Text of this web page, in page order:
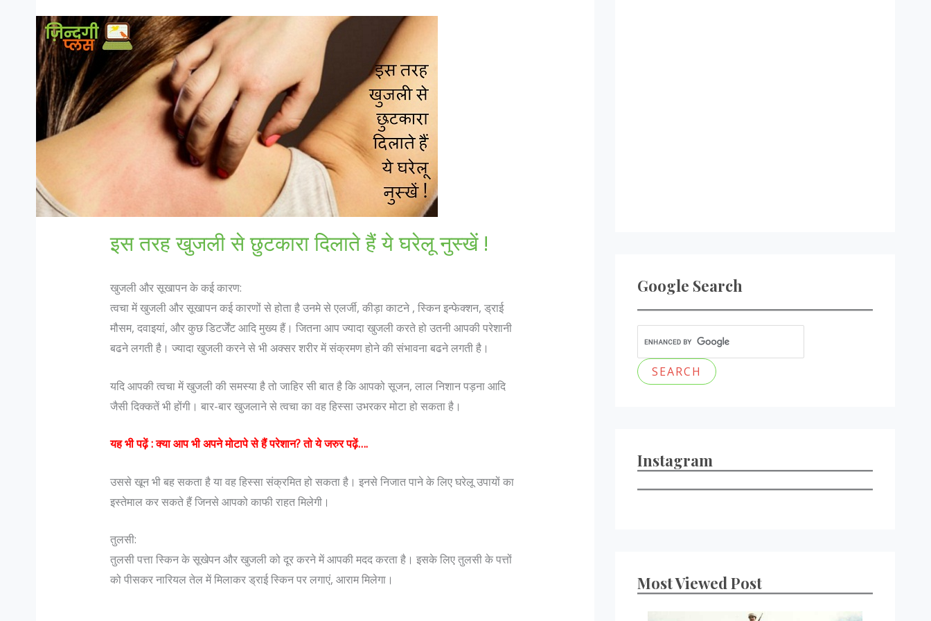
इस तरह खुजली से छुटकारा दिलाते हैं ये घरेलू नुस्खें !
खुजली और सूखापन के कई कारण:
त्वचा में खुजली और सूखापन कई कारणों से होता है उनमे से एलर्जी, कीड़ा काटने , स्किन इन्फेक्शन, ड्राई
मौसम, दवाइयां, और कुछ डिटर्जेंट आदि मुख्य हैं। जितना आप ज्यादा खुजली करते हो उतनी आपकी परेशानी
बढने लगती है। ज्यादा खुजली करने से भी अक्सर शरीर में संक्रमण होने की संभावना बढने लगती है।
यदि आपकी त्वचा में खुजली की समस्या है तो जाहिर सी बात है कि आपको सूजन, लाल निशान पड़ना आदि
जैसी दिक्कतें भी होंगी। बार-बार खुजलाने से त्वचा का वह हिस्सा उभरकर मोटा हो सकता है।
यह भी पढ़ें :क्या आप भी अपने मोटापे से हैं परेशान? तो ये जरुर पढ़ें….
उससे खून भी बह सकता है या वह हिस्सा संक्रमित हो सकता है। इनसे निजात पाने के लिए घरेलू उपायों का
इस्तेमाल कर सकते हैं जिनसे आपको काफी राहत मिलेगी।
तुलसी:
तुलसी पत्ता स्किन के सूखेपन और खुजली को दूर करने में आपकी मदद करता है। इसके लिए तुलसी के पत्तों
को पीसकर नारियल तेल में मिलाकर ड्राई स्किन पर लगाएं, आराम मिलेगा।
Google Search
Instagram
Most Viewed Post